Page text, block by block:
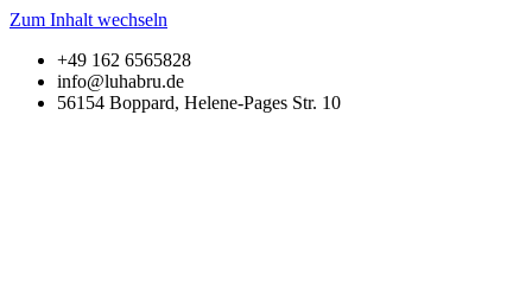
Zum Inhalt wechseln
+49 162 6565828
info@luhabru.de
56154 Boppard, Helene-Pages Str. 10